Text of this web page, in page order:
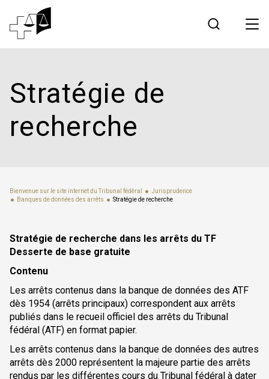
Communication électronique
Tribunal fédéral
Travailler au Tribunal fédéral
Stratégie de
recherche
Bienvenue sur le site internet du Tribunal fédéral
Jurisprudence
Banques de données des arrêts
Stratégie de recherche
Stratégie de recherche dans les arrêts du TF
Desserte de base gratuite
Contenu
Les arrêts contenus dans la banque de données des ATF
dès 1954 (arrêts principaux) correspondent aux arrêts
publiés dans le recueil officiel des arrêts du Tribunal
fédéral (ATF) en format papier.
Les arrêts contenus dans la banque de données des autres
arrêts dès 2000 représentent la majeure partie des arrêts
rendus par les différentes cours du Tribunal fédéral à dater